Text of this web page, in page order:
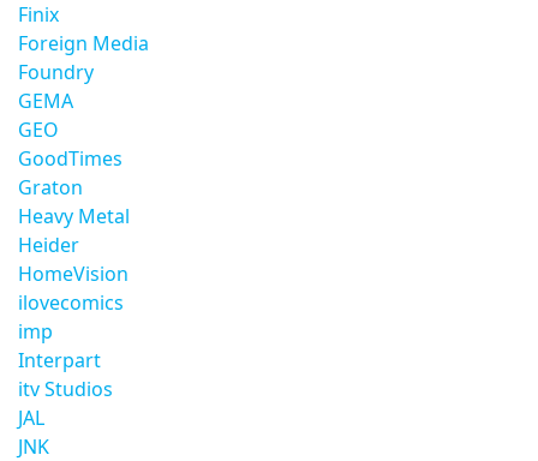
Finix
Foreign Media
Foundry
GEMA
GEO
GoodTimes
Graton
Heavy Metal
Heider
HomeVision
ilovecomics
imp
Interpart
itv Studios
JAL
JNK